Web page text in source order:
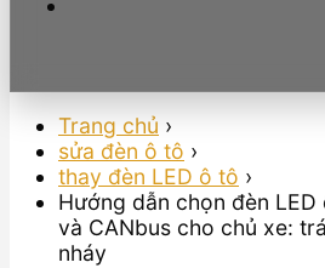
Trang chủ ›
sửa đèn ô tô ›
thay đèn LED ô tô ›
Hướng dẫn chọn đèn
và CANbus cho chủ xe:
nháy